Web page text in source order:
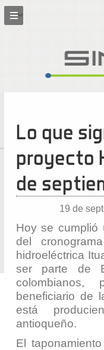
Lo que
proyecto
de
19 de
Hoy se cumplió
del
hidroeléctrica
ser parte de
beneficiario de
está
antioqueño.
El